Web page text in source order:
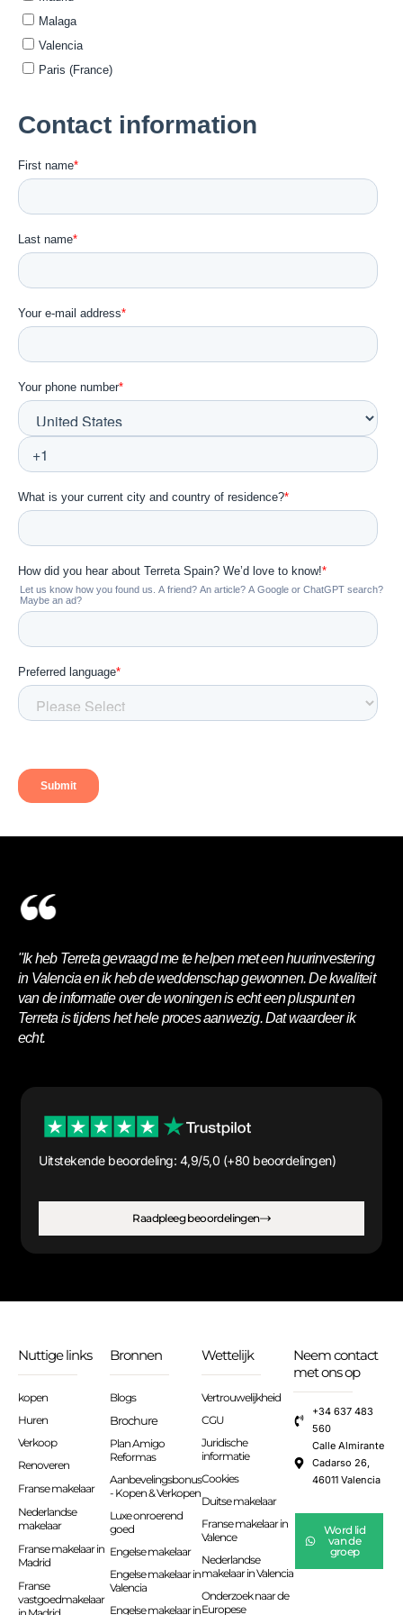
"Ik heb Terreta gevraagd me te helpen met een huurinvestering
in Valencia en ik heb de weddenschap gewonnen. De kwaliteit
van de informatie over de woningen is echt een pluspunt en
Terreta is tijdens het hele proces aanwezig. Dat waardeer ik
echt.
Uitstekende beoordeling: 4,9/5,0 (+80 beoordelingen)
Raadpleeg beoordelingen
Nuttige links
kopen
Huren
Verkoop
Renoveren
Franse makelaar
Nederlandse
makelaar
Franse makelaar in
Madrid
Franse
vastgoedmakelaar
Bronnen
Blogs
Brochure
Plan Amigo
Reformas
Aanbevelingsbonus
- Kopen & Verkopen
Luxe onroerend
goed
Engelse makelaar
Engelse makelaar in
Valencia
Engelse makelaar in
Wettelijk
Vertrouwelijkheid
CGU
Juridische
informatie
Cookies
Duitse makelaar
Franse makelaar in
Valence
Nederlandse
makelaar in Valencia
Onderzoek naar de
Europese
Neem contact
met ons op
+34 637 483
560
Calle Almirante
Cadarso 26,
46011 Valencia
Word lid
van de
groep